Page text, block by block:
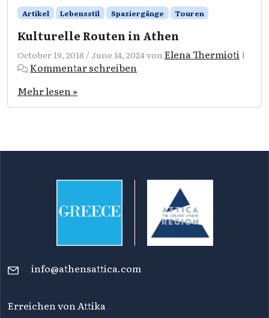
Artikel Lebensstil Spaziergänge Touren
Kulturelle Routen in Athen
October 19, 2018 /June 14, 2024von Elena Thermioti |
Kommentar schreiben
Mehr lesen »
info@athensattica.com
Erreichen von Attika